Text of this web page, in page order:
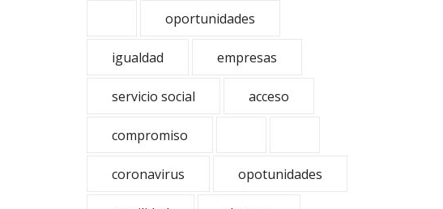
oportunidades
igualdad empresas
servicio social acceso
compromiso
coronavirus opotunidades